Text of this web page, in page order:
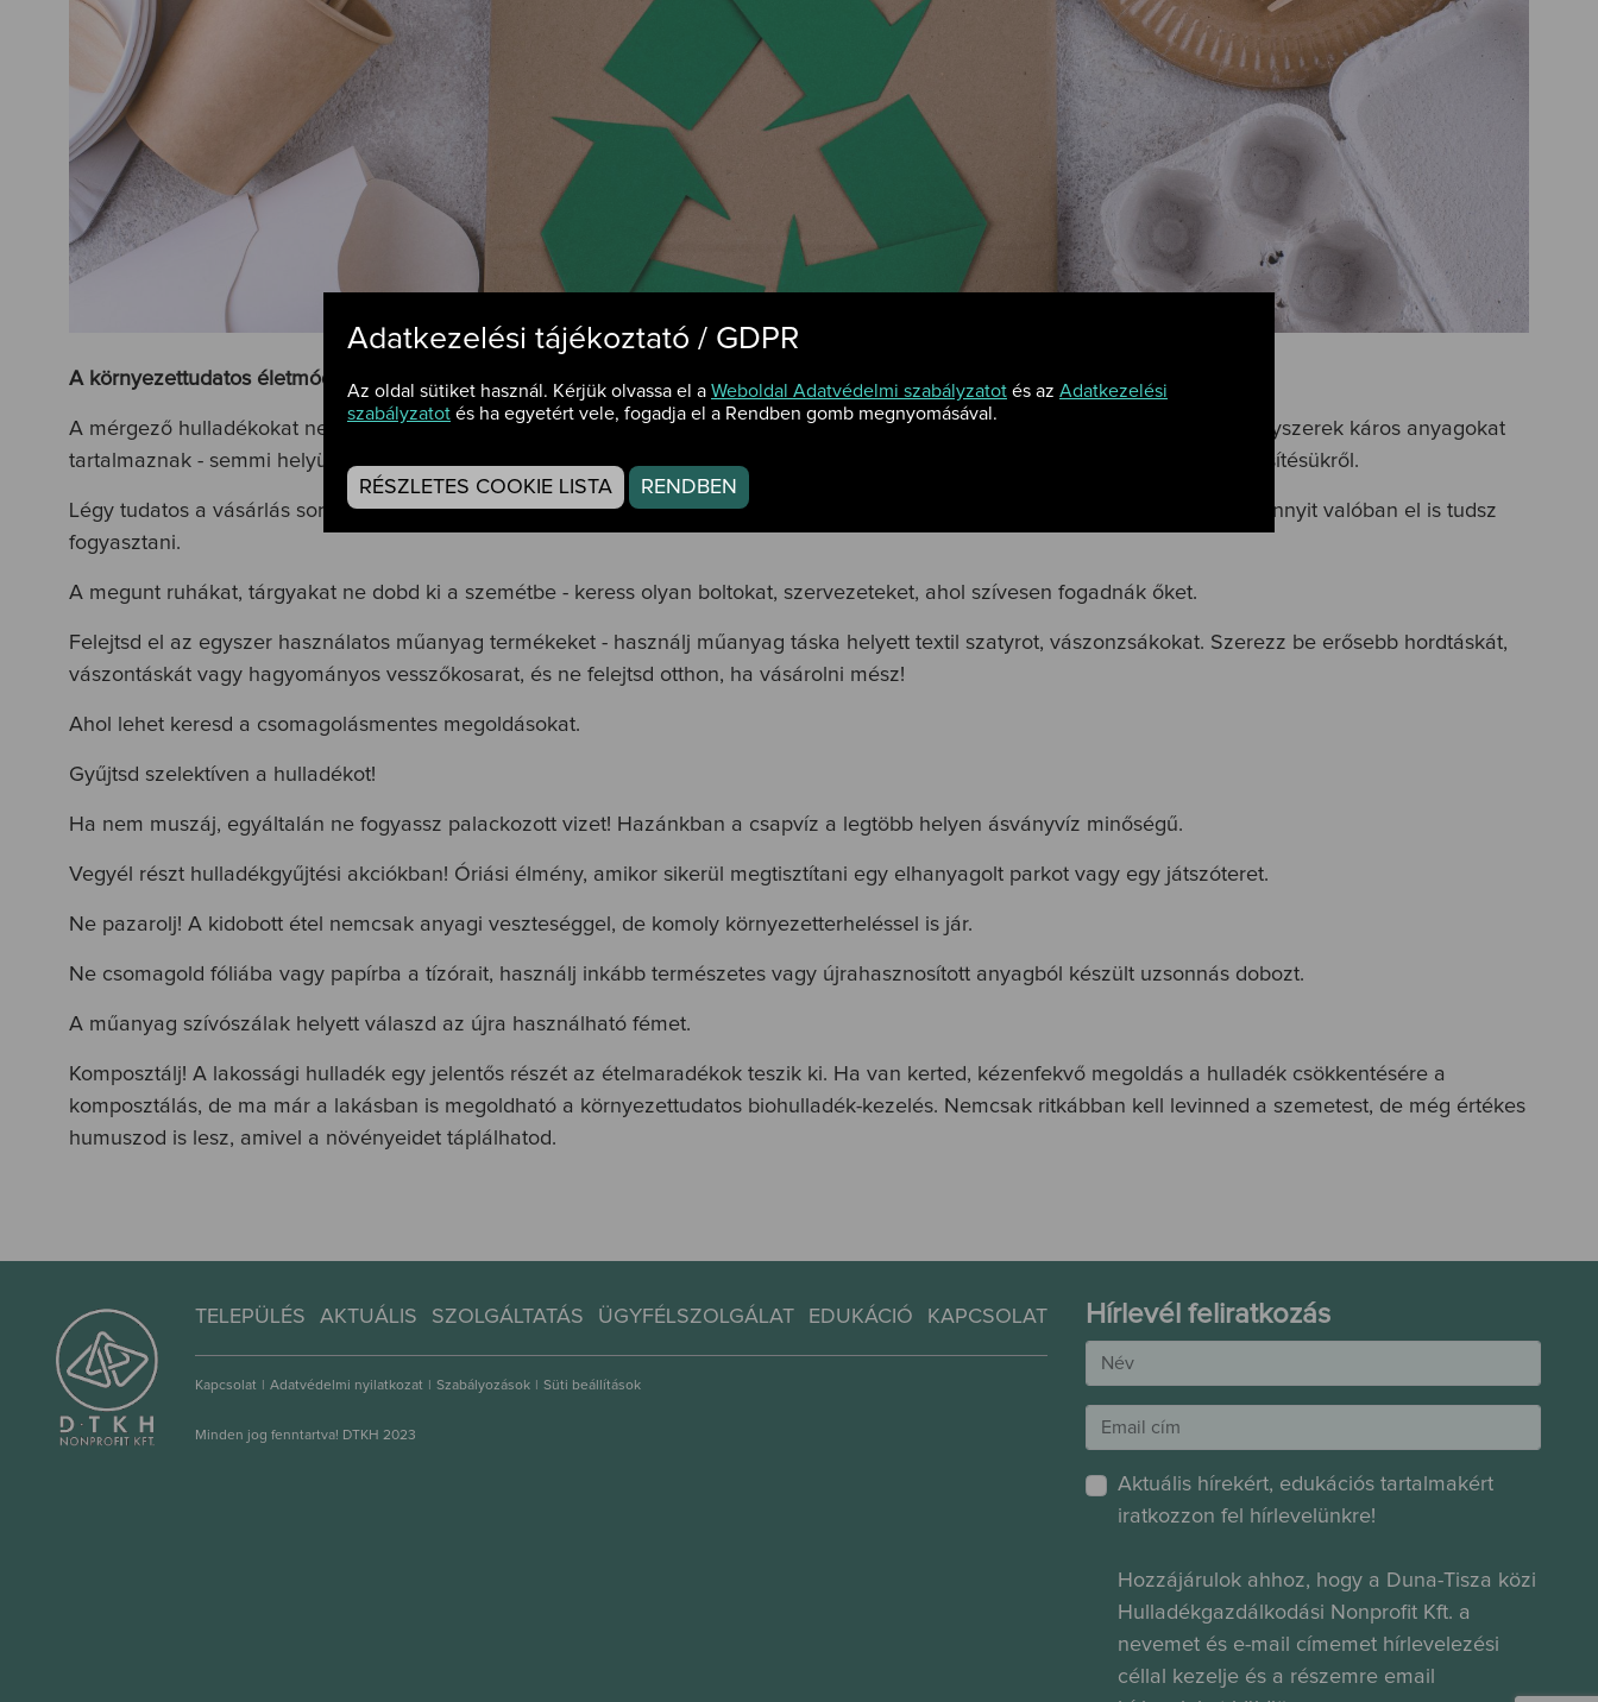
Adatkezelési tájékoztató / GDPR
Az oldal sütiket használ. Kérjük olvassa el a Weboldal Adatvédelmi szabályzatot és az Adatkezelési
szabályzatot és ha egyetért vele, fogadja el a Rendben gomb megnyomásával.
RÉSZLETES COOKIE LISTA RENDBEN
A környezettudatos életmód egyik legfontosabb ismérve az aktív cselekvés, azaz ne csak beszélj róla, hanem tedd is meg!
A mérgező hulladékokat ne dobd a szemetesbe! - a lemerült elemek, akkumulátorok, a tönkrement műszaki cikkek, a lejárt gyógyszerek káros anyagokat
tartalmaznak - semmi helyük a kukában. Vidd el őket olyan begyűjtőhelyre, ahol majd szakszerűen gondoskodnak a megsemmisítésükről.
Légy tudatos a vásárlás során is: csak azt vedd meg, amire feltétlenül szükséged van, az élelmiszerekből pedig csak annyit, amennyit valóban el is tudsz
fogyasztani.
A megunt ruhákat, tárgyakat ne dobd ki a szemétbe - keress olyan boltokat, szervezeteket, ahol szívesen fogadnák őket.
Felejtsd el az egyszer használatos műanyag termékeket - használj műanyag táska helyett textil szatyrot, vászonzsákokat. Szerezz be erősebb hordtáskát,
vászontáskát vagy hagyományos vesszőkosarat, és ne felejtsd otthon, ha vásárolni mész!
Ahol lehet keresd a csomagolásmentes megoldásokat.
Gyűjtsd szelektíven a hulladékot!
Ha nem muszáj, egyáltalán ne fogyassz palackozott vizet! Hazánkban a csapvíz a legtöbb helyen ásványvíz minőségű.
Vegyél részt hulladékgyűjtési akciókban! Óriási élmény, amikor sikerül megtisztítani egy elhanyagolt parkot vagy egy játszóteret.
Ne pazarolj! A kidobott étel nemcsak anyagi veszteséggel, de komoly környezetterheléssel is jár.
Ne csomagold fóliába vagy papírba a tízórait, használj inkább természetes vagy újrahasznosított anyagból készült uzsonnás dobozt.
A műanyag szívószálak helyett válaszd az újra használható fémet.
Komposztálj! A lakossági hulladék egy jelentős részét az ételmaradékok teszik ki. Ha van kerted, kézenfekvő megoldás a hulladék csökkentésére a
komposztálás, de ma már a lakásban is megoldható a környezettudatos biohulladék-kezelés. Nemcsak ritkábban kell levinned a szemetest, de még értékes
humuszod is lesz, amivel a növényeidet táplálhatod.
TELEPÜLÉS AKTUÁLIS SZOLGÁLTATÁS ÜGYFÉLSZOLGÁLAT EDUKÁCIÓ KAPCSOLAT
Kapcsolat Adatvédelmi nyilatkozat Szabályozások Süti beállítások
Minden jog fenntartva! DTKH 2023
Hírlevél feliratkozás
Aktuális hírekért, edukációs tartalmakért
iratkozzon fel hírlevelünkre!
Hozzájárulok ahhoz, hogy a Duna-Tisza közi
Hulladékgazdálkodási Nonprofit Kft. a
nevemet és e-mail címemet hírlevelezési
céllal kezelje és a részemre email